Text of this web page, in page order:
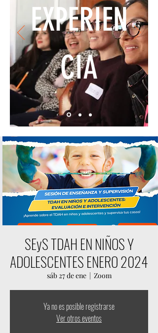
EXPERIEN
CIA
SEyS TDAH EN NIÑOS Y
ADOLESCENTES ENERO 2024
sáb 27 de ene
  |
Zoom
Ya no es posible registrarse
Ver otros eventos